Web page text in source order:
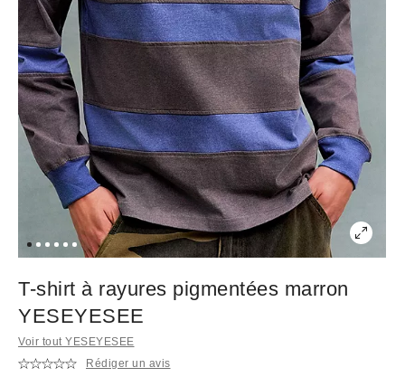
T-shirt à rayures pigmentées marron
YESEYESEE
Voir tout YESEYESEE
Rédiger un avis